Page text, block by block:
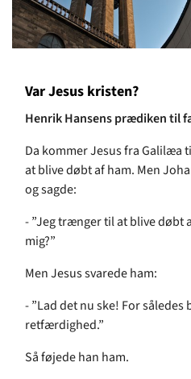
Var Jesus kristen?
Henrik Hansens prædiken til
Da kommer Jesus fra Galilæa
at blive døbt af ham. Men
og sagde:
- ”Jeg trænger til at blive døbt
mig?”
Men Jesus svarede ham:
- ”Lad det nu ske! For således
retfærdighed.”
Så føjede han ham.